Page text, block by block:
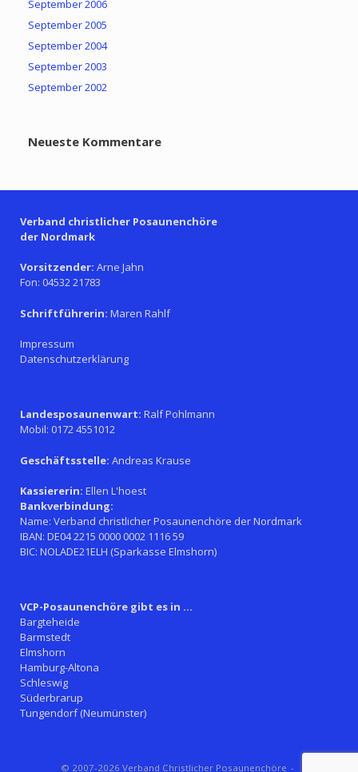
September 2006
September 2005
September 2004
September 2003
September 2002
Neueste Kommentare
Verband christlicher Posaunenchöre
der Nordmark
Vorsitzender: Arne Jahn
Fon: 04532 21783
Schriftführerin: Maren Rahlf
Impressum
Datenschutzerklärung
Landesposaunenwart: Ralf Pohlmann
Mobil: 0172 4551012
Geschäftsstelle: Andreas Krause
Kassiererin: Ellen L'hoest
Bankverbindung:
Name: Verband christlicher Posaunenchöre der Nordmark
IBAN: DE04 2215 0000 0002 1116 59
BIC: NOLADE21ELH (Sparkasse Elmshorn)
VCP-Posaunenchöre gibt es in ...
Bargteheide
Barmstedt
Elmshorn
Hamburg-Altona
Schleswig
Süderbrarup
Tungendorf (Neumünster)
© 2007-2026 Verband Christlicher Posaunenchöre